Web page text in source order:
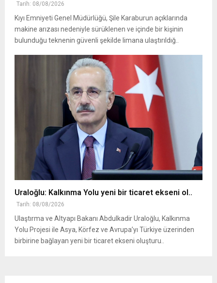
Tarih: 08/08/2026
Kıyı Emniyeti Genel Müdürlüğü, Şile Karaburun açıklarında
makine arızası nedeniyle sürüklenen ve içinde bir kişinin
bulunduğu teknenin güvenli şekilde limana ulaştırıldığ..
Uraloğlu: Kalkınma Yolu yeni bir ticaret ekseni ol..
Tarih: 08/08/2026
Ulaştırma ve Altyapı Bakanı Abdulkadir Uraloğlu, Kalkınma
Yolu Projesi ile Asya, Körfez ve Avrupa’yı Türkiye üzerinden
birbirine bağlayan yeni bir ticaret ekseni oluşturu..